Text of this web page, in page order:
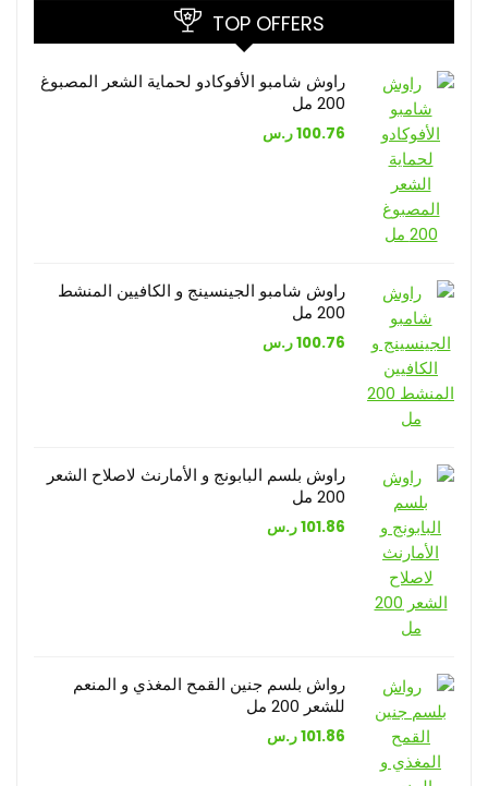
TOP OFFERS
راوش شامبو الأفوكادو لحماية الشعر المصبوغ
200 مل
100.76ر.س
راوش شامبو الجينسينج و الكافيين المنشط
200 مل
100.76ر.س
راوش بلسم البابونج و الأمارنث لاصلاح الشعر
200 مل
101.86ر.س
رواش بلسم جنين القمح المغذي و المنعم
للشعر 200 مل
101.86ر.س